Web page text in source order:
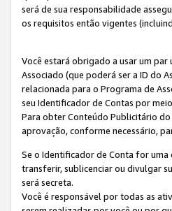
será de sua responsabilidade
os requisitos então vigentes
Você estará obrigado a usar um par
Associado (que poderá ser a ID do
relacionada para o Programa de
seu Identificador de Contas por
Para obter Conteúdo Publicitário
aprovação, conforme necessário,
Se o Identificador de Conta for uma
transferir, sublicenciar ou divulgar
será secreta.
Você é responsável por todas as